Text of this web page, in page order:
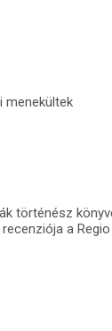
menekültek
történész
a Regio